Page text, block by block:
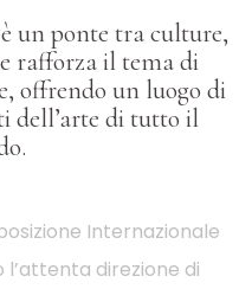
un ponte tra culture,
rafforza il tema di
offrendo un luogo di
dell’arte di tutto il
Internazionale
l’attenta direzione di